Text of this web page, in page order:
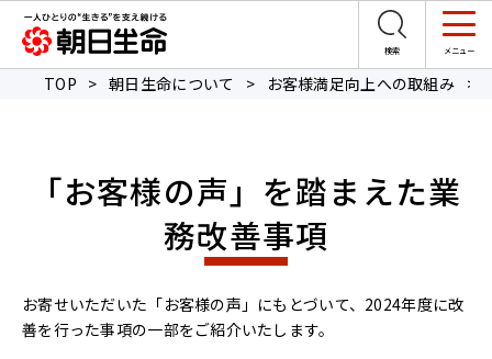
TOP > 朝日生命について > お客様満足向上への取組み >
「お客様の声」を踏まえた業
務改善事項
お寄せいただいた「お客様の声」にもとづいて、2024年度に改
善を行った事項の一部をご紹介いたします。